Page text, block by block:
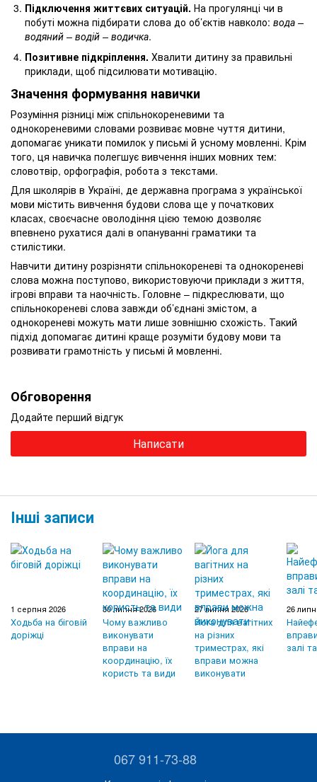
Підключення життєвих ситуацій. На прогулянці чи в
побуті можна підбирати слова до об’єктів навколо: вода –
водяний – водій – водичка.
Позитивне підкріплення. Хвалити дитину за правильні
приклади, щоб підсилювати мотивацію.
Значення формування навички
Розуміння різниці між спільнокореневими та
однокореневими словами розвиває мовне чуття дитини,
допомагає уникати помилок у письмі й усному мовленні. Крім
того, ця навичка полегшує вивчення інших мовних тем:
словотвір, орфографія, робота з текстами.
Для школярів в Україні, де державна програма з української
мови містить вивчення будови слова ще у початкових
класах, своєчасне оволодіння цією темою дозволяє
впевнено рухатися далі в опануванні граматики та
стилістики.
Навчити дитину розрізняти спільнокореневі та однокореневі
слова можна поступово, використовуючи приклади з життя,
ігрові вправи та наочність. Головне – підкреслювати, що
спільнокореневі слова завжди об’єднані змістом, а
однокореневі можуть мати лише зовнішню схожість. Такий
підхід допомагає дитині краще розуміти будову мови та
розвивати грамотність у письмі й мовленні.
Обговорення
Додайте перший відгук
Написати
Інші записи
1 серпня 2026
Ходьба на біговій
доріжці
30 липня 2026
Чому важливо
виконувати
вправи на
координацію, їх
користь та види
27 липня 2026
Йога для вагітних
на різних
триместрах, які
вправи можна
виконувати
26
залі
067 911-73-88